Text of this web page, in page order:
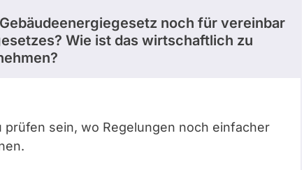
noch für vereinbar
Wie ist das wirtschaftlich zu
sein, wo Regelungen noch einfacher